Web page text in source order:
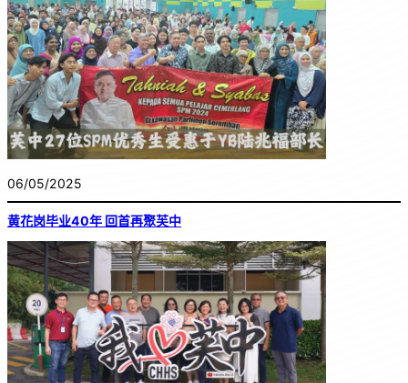
06/05/2025
黄花岗毕业40年 回首再聚芙中